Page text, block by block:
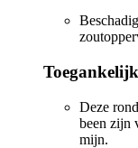
Deze
been zijn
mijn.